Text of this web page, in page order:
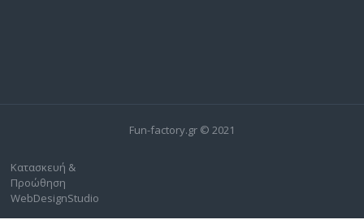
Fun-factory.gr © 2021
Κατασκευή &
Προώθηση
WebDesignStudio